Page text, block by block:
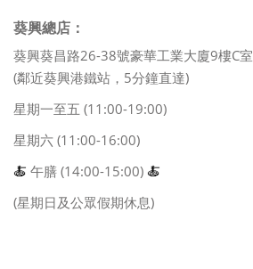
葵興總店：
葵興葵昌路26-38號豪華工業大廈9樓C室
(鄰近葵興港鐵站，5分鐘直達)
星期一至五 (11:00-19:00)
星期六 (11:00-16:00)
🍝 午膳 (14:00-15:00) 🍝
(星期日及公眾假期休息)